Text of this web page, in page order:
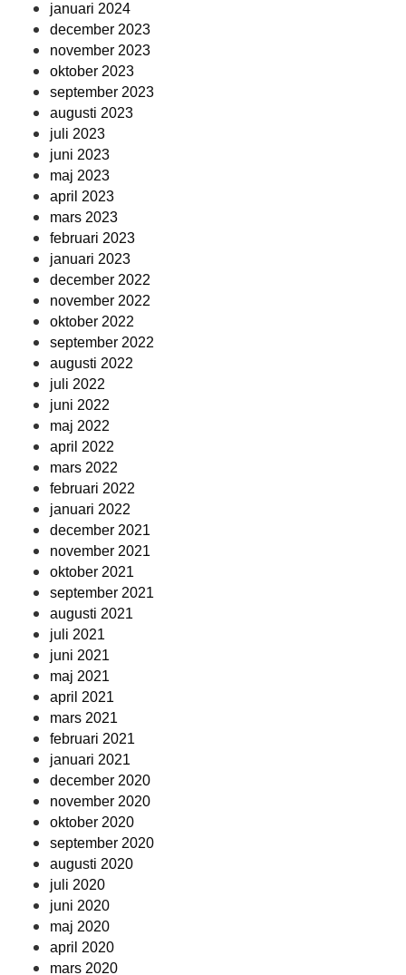
januari 2024
december 2023
november 2023
oktober 2023
september 2023
augusti 2023
juli 2023
juni 2023
maj 2023
april 2023
mars 2023
februari 2023
januari 2023
december 2022
november 2022
oktober 2022
september 2022
augusti 2022
juli 2022
juni 2022
maj 2022
april 2022
mars 2022
februari 2022
januari 2022
december 2021
november 2021
oktober 2021
september 2021
augusti 2021
juli 2021
juni 2021
maj 2021
april 2021
mars 2021
februari 2021
januari 2021
december 2020
november 2020
oktober 2020
september 2020
augusti 2020
juli 2020
juni 2020
maj 2020
april 2020
mars 2020